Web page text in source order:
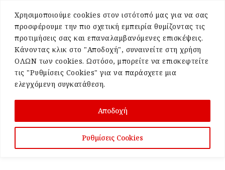
Χρησιμοποιούμε cookies στον ιστότοπό μας για να σας
προσφέρουμε την πιο σχετική εμπειρία θυμίζοντας τις
προτιμήσεις σας και επαναλαμβανόμενες επισκέψεις.
Κάνοντας κλικ στο "Αποδοχή", συναινείτε στη χρήση
ΟΛΩΝ των cookies. Ωστόσο, μπορείτε να επισκεφτείτε
τις "Ρυθμίσεις Cookies" για να παράσχετε μια
ελεγχόμενη συγκατάθεση.
Ρυθμίσεις Cookies
Αποδοχή